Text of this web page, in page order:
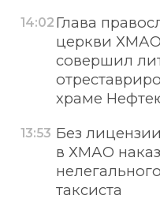
14:02 Глава
церкви
совершил
храме
13:53 Без
в ХМАО
таксиста